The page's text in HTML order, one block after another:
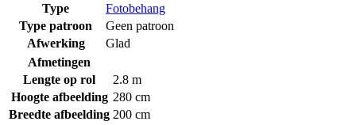
Type
Fotobehang
Type patroon
Geen patroon
Afwerking
Glad
Afmetingen
Lengte op rol
2.8 m
Hoogte afbeelding 280 cm
Breedte afbeelding 200 cm